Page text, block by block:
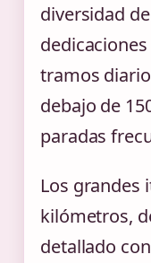
diversidad
tramos
debajo de
paradas
Los grandes
kilómetros,
detallado